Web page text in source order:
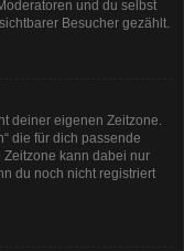
und du selbst
Besucher gezählt.
deiner eigenen Zeitzone.
die für dich passende
Zeitzone kann dabei nur
du noch nicht registriert